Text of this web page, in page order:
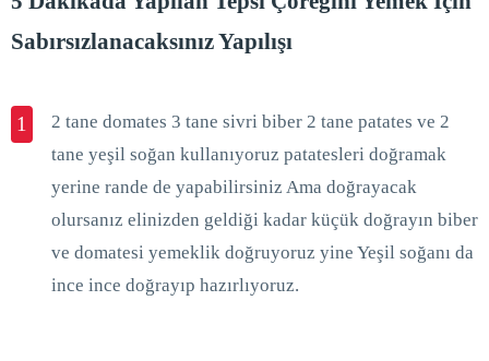
Sabırsızlanacaksınız Yapılışı
1
2 tane domates 3 tane sivri biber 2 tane patates ve 2
tane yeşil soğan kullanıyoruz patatesleri doğramak
yerine rande de yapabilirsiniz Ama doğrayacak
olursanız elinizden geldiği kadar küçük doğrayın biber
ve domatesi yemeklik doğruyoruz yine Yeşil soğanı da
ince ince doğrayıp hazırlıyoruz.